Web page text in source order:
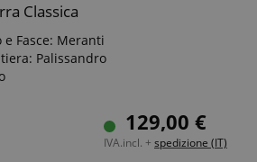
Classica
e Fasce: Meranti
Palissandro
129,00 €
IVA.incl. + spedizione (IT)